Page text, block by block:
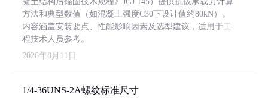
方法和典型数值（如混凝土强度C30下设计值约80kN）。
内容涵盖安装要点、性能影响因素及选型建议，适用于工
程技术人员参考。
2026年8月11日
1/4-36UNS-2A螺纹标准尺寸